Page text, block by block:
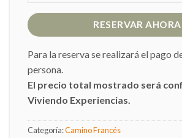
RESERVAR AHORA
Para la reserva se realizará el pago
persona.
El precio total mostrado será
Viviendo Experiencias.
Categoría:Camino Francés